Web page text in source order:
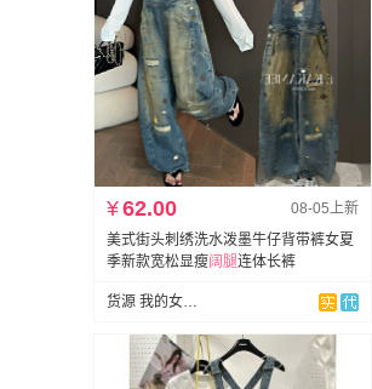
08-05上新
¥62.00
美式街头刺绣洗水泼墨牛仔背带裤女夏
季新款宽松显瘦阔腿连体长裤
货源 我的女孩牛仔